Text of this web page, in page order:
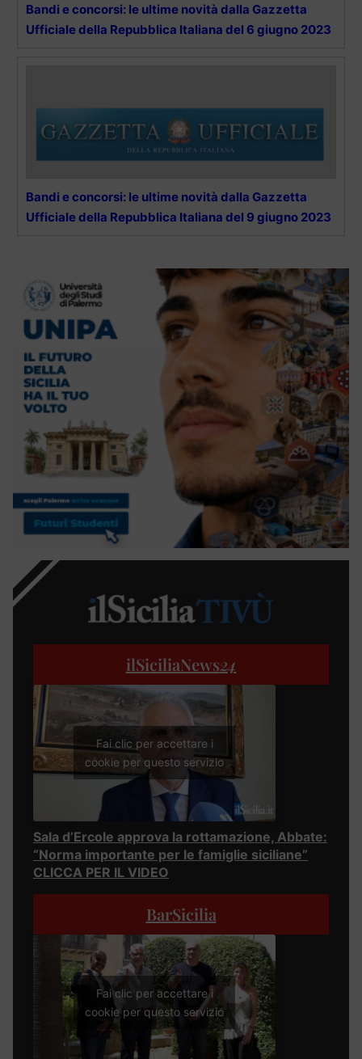
Bandi e concorsi: le ultime novità dalla Gazzetta
Ufficiale della Repubblica Italiana del 6 giugno 2023
Bandi e concorsi: le ultime novità dalla Gazzetta
Ufficiale della Repubblica Italiana del 9 giugno 2023
ilSiciliaNews24
Fai clic per accettare i
cookie per questo servizio
Sala d’Ercole approva la rottamazione, Abbate:
“Norma importante per le famiglie siciliane”
CLICCA PER IL VIDEO
BarSicilia
Fai clic per accettare i
cookie per questo servizio